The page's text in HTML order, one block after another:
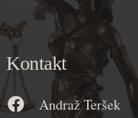
Kontakt
Andraž Teršek